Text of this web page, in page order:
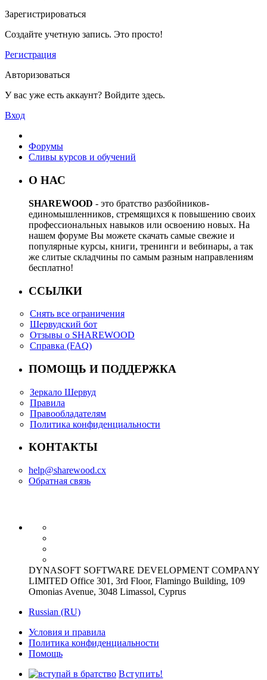
Зарегистрироваться
Создайте учетную запись. Это просто!
Регистрация
Авторизоваться
У вас уже есть аккаунт? Войдите здесь.
Вход
Форумы
Сливы курсов и обучений
О НАС
SHAREWOOD - это братство разбойников-
единомышленников, стремящихся к повышению своих
профессиональных навыков или освоению новых. На
нашем форуме Вы можете скачать самые свежие и
популярные курсы, книги, тренинги и вебинары, а так
же слитые складчины по самым разным направлениям
бесплатно!
ССЫЛКИ
Снять все ограничения
Шервудский бот
Отзывы о SHAREWOOD
Справка (FAQ)
ПОМОЩЬ И ПОДДЕРЖКА
Зеркало Шервуд
Правила
Правообладателям
Политика конфиденциальности
КОНТАКТЫ
help@sharewood.cx
Обратная связь
DYNASOFT SOFTWARE DEVELOPMENT COMPANY
LIMITED Office 301, 3rd Floor, Flamingo Building, 109
Omonias Avenue, 3048 Limassol, Cyprus
Russian (RU)
Условия и правила
Политика конфиденциальности
Помощь
Вступить!